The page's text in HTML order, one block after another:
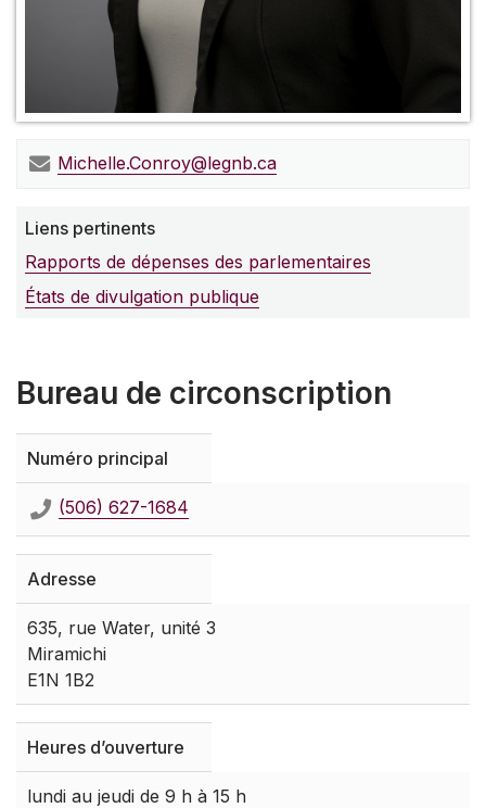
Michelle.Conroy@legnb.ca
Liens pertinents
Rapports de dépenses des parlementaires
États de divulgation publique
Bureau de circonscription
Numéro principal
(506) 627-1684
Adresse
635, rue Water, unité 3
Miramichi
E1N 1B2
Heures d’ouverture
lundi au jeudi de 9 h à 15 h